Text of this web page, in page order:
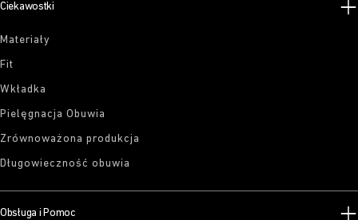
Ciekawostki
Materiały
Fit
Wkładka
Pielęgnacja Obuwia
Zrównoważona produkcja
Długowieczność obuwia
Obsługa i Pomoc